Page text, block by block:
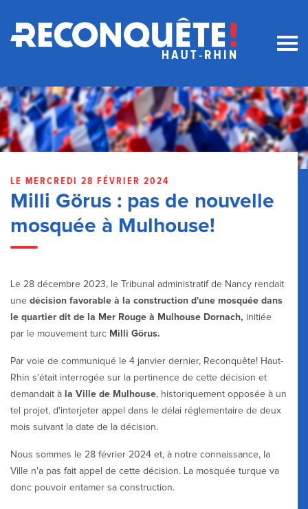
LE MERCREDI 28 FÉVRIER 2024
Milli Görus : pas de nouvelle
mosquée à Mulhouse!
Le 28 décembre 2023, le Tribunal administratif de Nancy rendait
une décision favorable à la construction d'une mosquée dans
le quartier dit de la Mer Rouge à Mulhouse Dornach, initiée
par le mouvement turc Milli Görus.
Par voie de communiqué le 4 janvier dernier, Reconquête! Haut-
Rhin s'était interrogée sur la pertinence de cette décision et
demandait à la Ville de Mulhouse, historiquement opposée à un
tel projet, d'interjeter appel dans le délai réglementaire de deux
mois suivant la date de la décision.
Nous sommes le 28 février 2024 et, à notre connaissance, la
Ville n'a pas fait appel de cette décision. La mosquée turque va
donc pouvoir entamer sa construction.